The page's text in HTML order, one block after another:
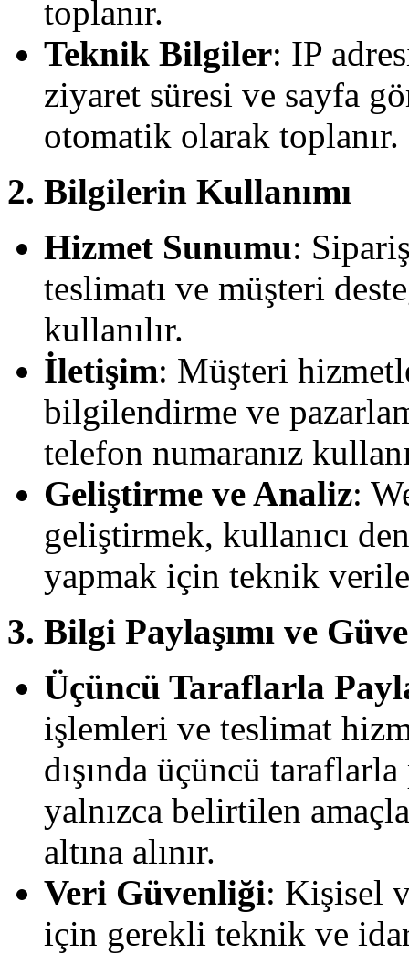
toplanır.
Teknik Bilgiler: IP
ziyaret süresi ve sayfa
otomatik olarak toplanır.
2. Bilgilerin Kullanımı
Hizmet Sunumu:
teslimatı ve müşteri
kullanılır.
İletişim: Müşteri
bilgilendirme ve
telefon numaranız
Geliştirme ve Analiz:
geliştirmek, kullanıcı
yapmak için teknik
3. Bilgi Paylaşımı ve
Üçüncü Taraflarla
işlemleri ve teslimat
dışında üçüncü
yalnızca belirtilen
altına alınır.
Veri Güvenliği: Kişisel
için gerekli teknik ve